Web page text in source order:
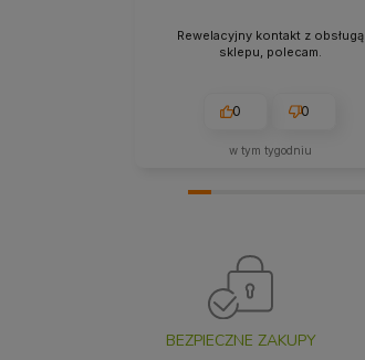
Rewelacyjny kontakt z obsługą
sklepu, polecam.
0 0
w tym tygodniu
BEZPIECZNE ZAKUPY